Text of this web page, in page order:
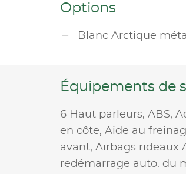
Options
Blanc Arctique
Équipements de
6 Haut parleurs, ABS,
en côte, Aide au
avant, Airbags rideaux
redémarrage auto. du